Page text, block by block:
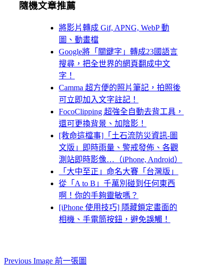
隨機文章推薦
將影片轉成 Gif, APNG, WebP 動
圖、動畫檔
Google將「關鍵字」轉成23國語言
搜尋，把全世界的網頁翻成中文
字！
Camma 超方便的照片筆記，拍照後
可立即加入文字註記！
FocoClipping 超強全自動去背工具，
還可更換背景、加陰影！
[救命這檔事]「土石流防災資訊-圖
文版」即時雨量、警戒發佈、各觀
測站即時影像…（iPhone, Android）
「大中至正」命名大賽「台灣版」
從「A to B」千萬別碰到任何東西
啊！你的手夠靈敏嗎？
[iPhone 使用技巧] 隱藏鎖定畫面的
相機、手電筒按鈕，避免誤觸！
Previous Image 前一張圖